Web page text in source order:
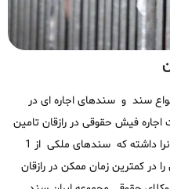
سند و سندهای اجاره ای در
اجاره فیش حقوقی در رازقان تامین
نماید ، این مجموعه همچنین توانایی آنرا داشته که سندهای ملکی از 1
میلیارد تومان را در کمترین زمان ممکن در رازقان